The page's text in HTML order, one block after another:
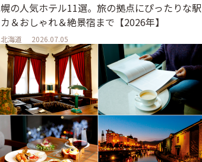
の人気ホテル11選。旅の拠点にぴったりな駅
＆おしゃれ＆絶景宿まで【2026年】
北海道 2026.07.05